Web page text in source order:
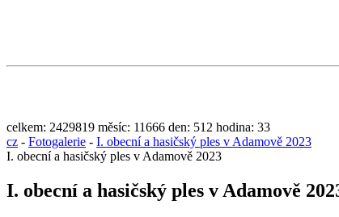
celkem: 2429819 měsíc: 11666 den: 512 hodina: 33
cz - Fotogalerie - I. obecní a hasičský ples v Adamově 2023
I. obecní a hasičský ples v Adamově 2023
I. obecní a hasičský ples v Adamově